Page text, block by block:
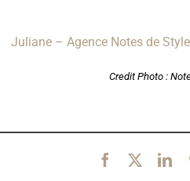
Juliane – Agence Notes de
Credit Photo :